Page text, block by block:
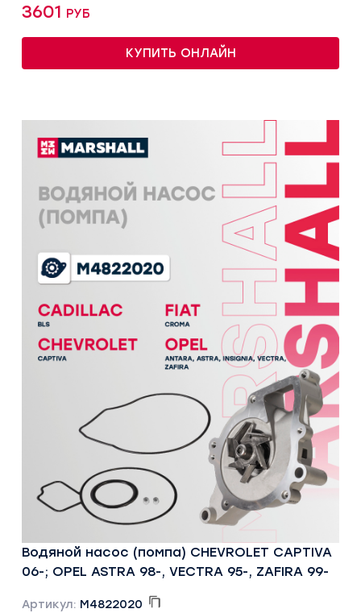
3601 руб
КУПИТЬ ОНЛАЙН
Водяной насос (помпа) CHEVROLET CAPTIVA
06-; OPEL ASTRA 98-, VECTRA 95-, ZAFIRA 99-
Артикул: M4822020